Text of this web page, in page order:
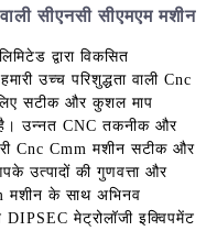
सीएनसी सीएमएम मशीन
द्वारा विकसित
उच्च परिशुद्धता वाली Cnc
लिए सटीक और कुशल माप
है। उन्नत CNC तकनीक और
Cnc Cmm मशीन सटीक और
उत्पादों की गुणवत्ता और
मशीन के साथ अभिनव
मेट्रोलॉजी इक्विपमेंट